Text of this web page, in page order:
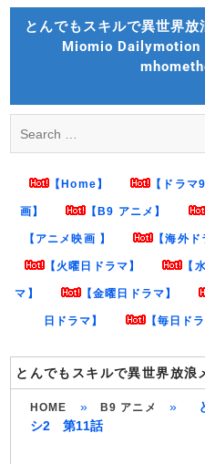
Skip
とんでもスキルで異世界
Miomio Dailymotion
for:
【Home】 【ドラマ
画】 【B9 アニメ】
【アニメ映画 】 【海外ド
【火曜日ドラマ】 【
マ】 【金曜日ドラマ】
日ドラマ】 【毎日ドラ
とんでもスキルで異世界放
HOME » B9 アニメ »
シ2 第11話